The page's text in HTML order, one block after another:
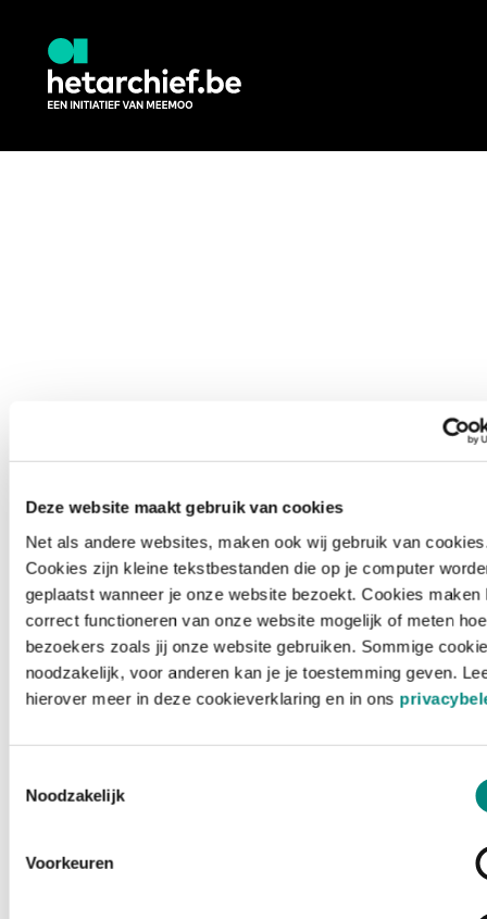
Deze website maakt gebruik van cookies
Net als andere websites, maken ook wij gebruik van
Cookies zijn kleine tekstbestanden die op je computer
geplaatst wanneer je onze website bezoekt. Cookies maken
correct functioneren van onze website mogelijk of meten hoe
bezoekers zoals jij onze website gebruiken. Sommige
noodzakelijk, voor anderen kan je je toestemming geven.
hierover meer in deze cookieverklaring en in ons
Noodzakelijk
Voorkeuren